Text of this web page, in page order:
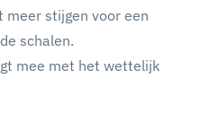
meer stijgen voor een
schalen.
mee met het wettelijk